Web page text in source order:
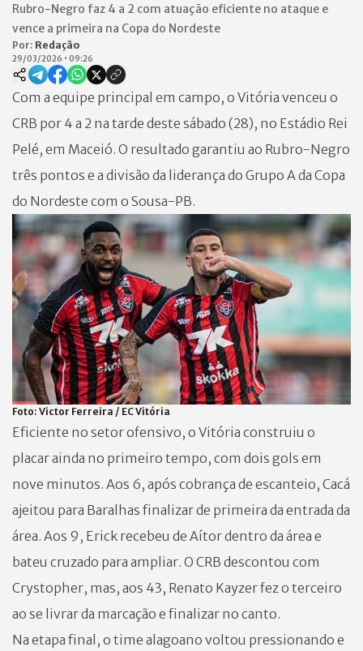
Rubro-Negro faz 4 a 2 com atuação eficiente no ataque e
vence a primeira na Copa do Nordeste
Por: Redação
29/03/2026 • 09:26
Com a equipe principal em campo, o Vitória venceu o
CRB por 4 a 2 na tarde deste sábado (28), no Estádio Rei
Pelé, em Maceió. O resultado garantiu ao Rubro-Negro
três pontos e a divisão da liderança do Grupo A da Copa
do Nordeste com o Sousa-PB.
Foto: Victor Ferreira / EC Vitória
Eficiente no setor ofensivo, o Vitória construiu o
placar ainda no primeiro tempo, com dois gols em
nove minutos. Aos 6, após cobrança de escanteio, Cacá
ajeitou para Baralhas finalizar de primeira da entrada da
área. Aos 9, Erick recebeu de Aítor dentro da área e
bateu cruzado para ampliar. O CRB descontou com
Crystopher, mas, aos 43, Renato Kayzer fez o terceiro
ao se livrar da marcação e finalizar no canto.
Na etapa final, o time alagoano voltou pressionando e